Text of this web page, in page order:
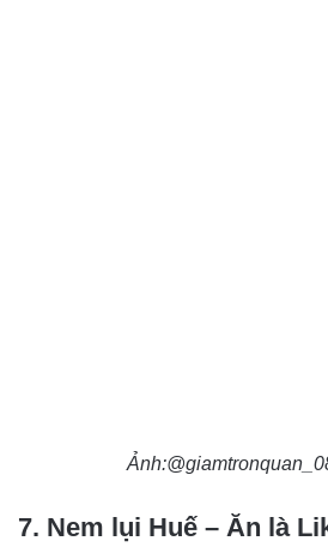
7. Nem lụi Huế – Ăn là